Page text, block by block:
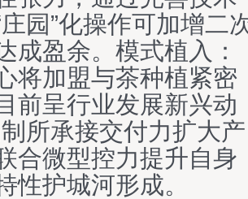
园”化操作可加增二
成盈余。模式植入：
将加盟与茶种植紧密
前呈行业发展新兴动
所承接交付力扩大产
合微型控力提升自身
性护城河形成。